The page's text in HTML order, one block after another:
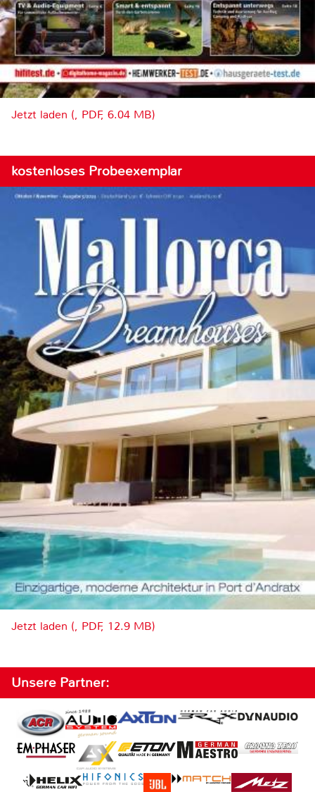
Jetzt laden (, PDF, 6.04 MB)
kostenloses Probeexemplar
Jetzt laden (, PDF, 12.9 MB)
Unsere Partner: